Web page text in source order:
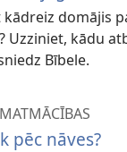
kādreiz domājis
Uzziniet, kādu
Bībele.
pēc nāves?